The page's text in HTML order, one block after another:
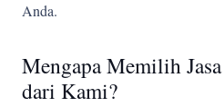
Anda.
Mengapa Memilih
dari Kami?